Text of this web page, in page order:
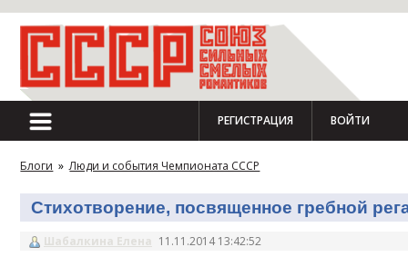
РЕГИСТРАЦИЯ ВОЙТИ
Блоги » Люди и события Чемпионата СССР
Стихотворение, посвященное гребной
Шабалкина Елена 11.11.2014 13:42:52